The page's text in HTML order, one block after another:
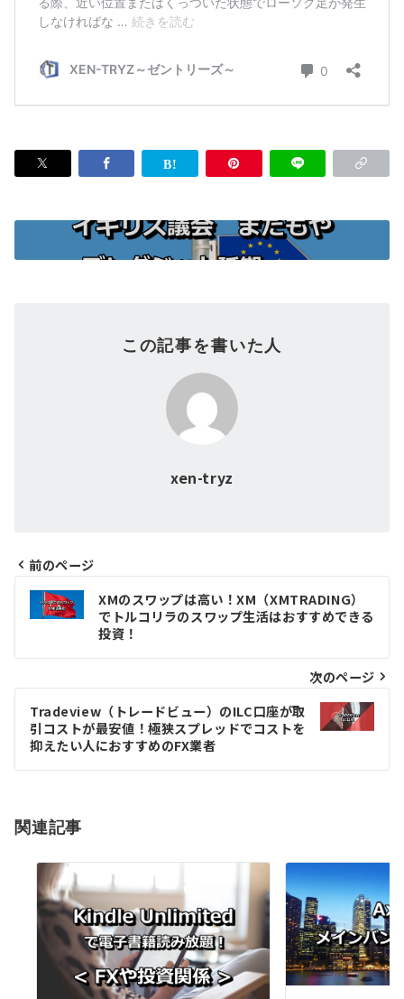
この記事を書いた人
xen-tryz
投
稿
ナ
ビ
ゲ
ー
シ
ン
前のページ
XMのスワップは高い！XM（XMTRADING）
でトルコリラのスワップ生活はおすすめできる
投資！
次のページ
Tradeview（トレードビュー）のILC口座が取
引コストが最安値！極狭スプレッドでコストを
抑えたい人におすすめのFX業者
関連記事